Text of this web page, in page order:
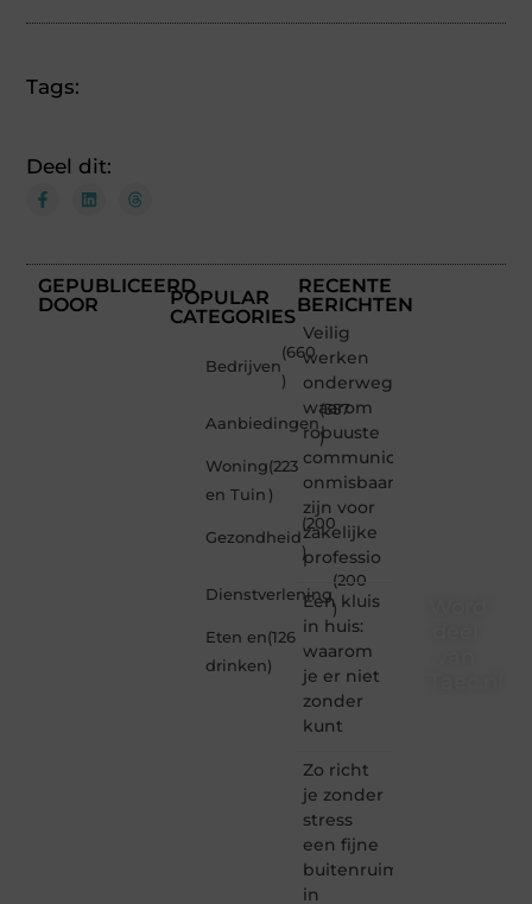
Tags:
Deel dit:
GEPUBLICEERD
DOOR
POPULAR
CATEGORIES
Bedrijven
(660
)
Aanbiedingen
(357
)
Woning
en Tuin
(223
)
Gezondheid
(200
)
Dienstverlening
(200
)
Eten en
drinken
(126
)
RECENTE
BERICHTEN
Veilig
werken
onderweg:
waarom
robuuste
communicatiemiddelen
onmisbaar
zijn voor
zakelijke
professio
Een kluis
in huis:
waarom
je er niet
zonder
kunt
Zo richt
je zonder
stress
een fijne
buitenruimte
in